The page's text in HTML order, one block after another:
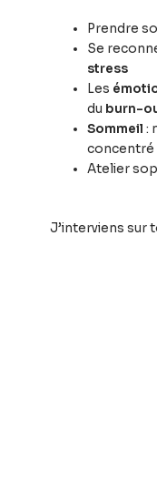
Prendre
Se
stress
Les
du burn-
Sommeil :
concentré
Atelier
J’interviens sur